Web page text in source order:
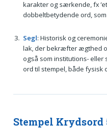
karakter og særkende, fx
dobbeltbetydende ord,
Segl: Historisk og
lak, der bekræfter ægthed
også som institutions-
ord til stempel, både fysisk
Stempel Krydsord